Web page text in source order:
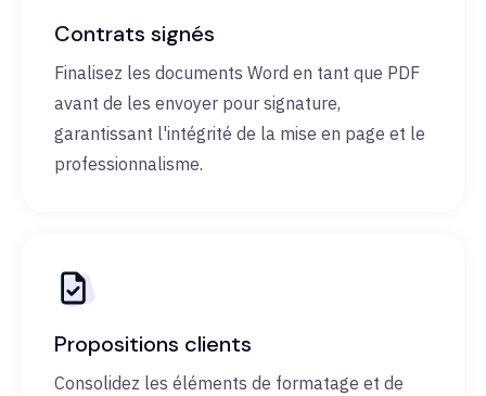
Contrats signés
Finalisez les documents Word en tant que PDF
avant de les envoyer pour signature,
garantissant l'intégrité de la mise en page et le
professionnalisme.
Propositions clients
Consolidez les éléments de formatage et de